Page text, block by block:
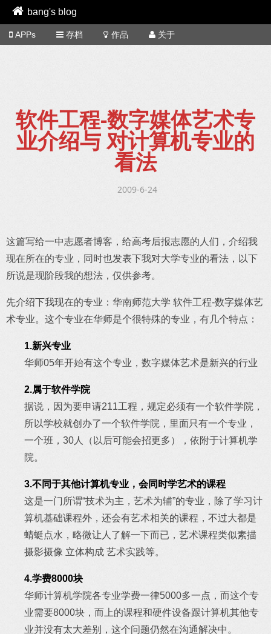
bang's blog
APPs 存档 作品 关于
软件工程-数字媒体艺术专
业介绍与 对计算机专业的
看法
2009-6-24
这篇写给一中志愿者博客，给高考后报志愿的人们，介绍我
现在所在的专业，同时也发表下我对大学专业的看法，以下
所说是现阶段我的想法，仅供参考。
先介绍下我现在的专业：华南师范大学 软件工程-数字媒体艺
术专业。这个专业在华师是个很特殊的专业，有几个特点：
1.新兴专业
华师05年开始有这个专业，数字媒体艺术是新兴的行业
2.属于软件学院
据说，因为要申请211工程，规定必须有一个软件学院，
所以学校就创办了一个软件学院，里面只有一个专业，
一个班，30人（以后可能会招更多），依附于计算机学
院。
3.不同于其他计算机专业，会同时学艺术的课程
这是一门所谓“技术为主，艺术为辅”的专业，除了学习计
算机基础课程外，还会有艺术相关的课程，不过大都是
蜻蜓点水，略微让人了解一下而已，艺术课程类似素描
摄影摄像 立体构成 艺术实践等。
4.学费8000块
华师计算机学院各专业学费一律5000多一点，而这个专
业需要8000块，而上的课程和硬件设备跟计算机其他专
业并没有太大差别，这个问题仍然在沟通解决中。